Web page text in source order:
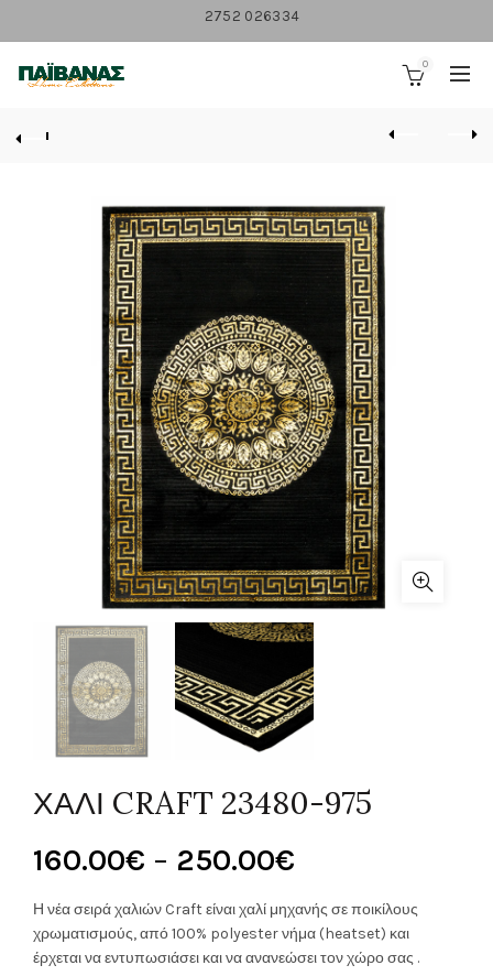
2752 026334
0
ΧΑΛΙ CRAFT 23480-975
160.00€ – 250.00€
range:
160.00€
Η νέα σειρά χαλιών Craft είναι χαλί μηχανής σε ποικίλους
χρωματισμούς, από 100% polyester νήμα (heatset) και
έρχεται να εντυπωσιάσει και να ανανεώσει τον χώρο σας .